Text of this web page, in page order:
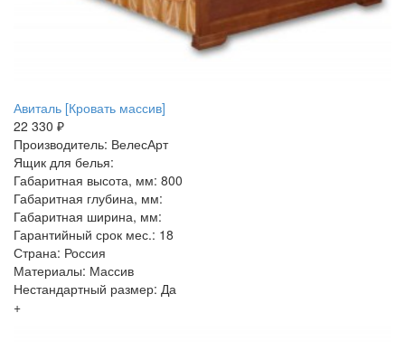
Авиталь [Кровать массив]
22 330 ₽
Производитель: ВелесАрт
Ящик для белья:
Габаритная высота, мм: 800
Габаритная глубина, мм:
Габаритная ширина, мм:
Гарантийный срок мес.: 18
Страна: Россия
Материалы: Массив
Нестандартный размер: Да
+